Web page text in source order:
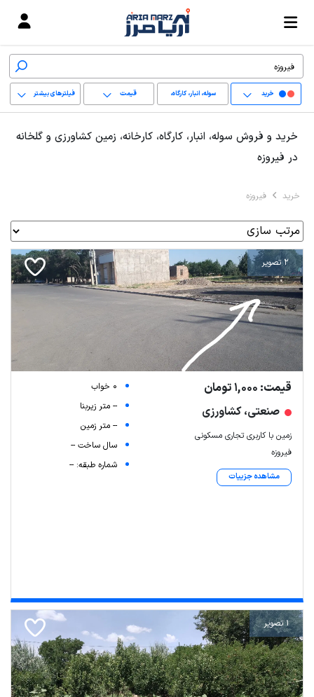
خرید سوله، انبار، کارگاه،
کارخانه، زمین کشاورزی
و گلخانه
قیمت فیلترهای بیشتر
+
خرید و فروش سوله، انبار، کارگاه، کارخانه، زمین کشاورزی و گلخانه
در فیروزه
خرید فیروزه
2 تصویر
قیمت: 1,000 تومان
صنعتی، کشاورزی
زمین با کاربری تجاری مسکونی
فیروزه
مشاهده جزییات
0 خواب
-- متر زیربنا
-- متر زمین
سال ساخت --
شماره طبقه: --
1 تصویر